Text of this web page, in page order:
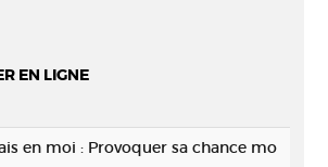
EN LIGNE
en moi : Provoquer sa chance mo